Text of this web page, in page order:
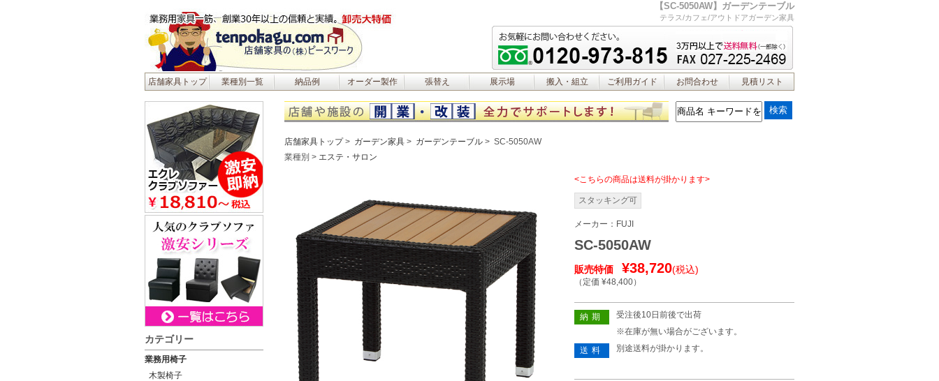
【SC-5050AW】ガーデンテーブル
テラス/カフェ/アウトドアガーデン家具
店舗家具トップ 業種別一覧 納品例 オーダー製作 張替え 展示場 搬入・組立 ご利用ガイド お問合わせ 見積リスト
店舗家具トップ ガーデン家具 ガーデンテーブル
SC-5050AW
業種別
エステ・サロン
<こちらの商品は送料が掛かります>
スタッキング可
メーカー： FUJI
SC-5050AW
販売特価 ¥38,720(税込)
（定価 ¥48,400）
納期
受注後10日前後で出荷
※在庫が無い場合がございます。
送料
別途送料が掛かります。
カテゴリー
業務用椅子
木製椅子